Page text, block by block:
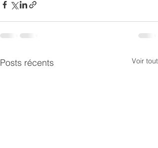
Posts récents Voir tout